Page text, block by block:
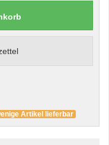
Artikel lieferbar